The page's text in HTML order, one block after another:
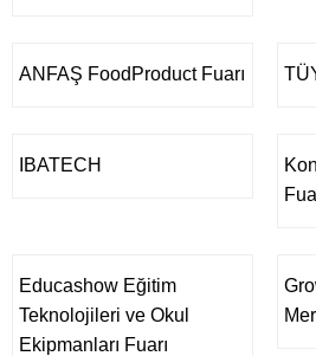
ANFAŞ FoodProduct Fuarı
IBATECH
Educashow Eğitim
Teknolojileri ve Okul
Ekipmanları Fuarı